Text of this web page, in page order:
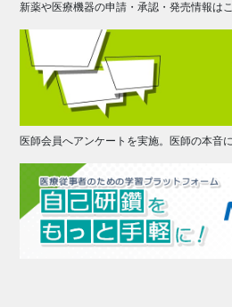
新薬や医療機器の申請・承認・発売情報は
医師会員へアンケートを実施。医師の本音